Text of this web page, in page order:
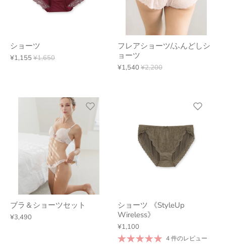
ショーツ
¥1,155¥1,650
フレアショーツ/ふんどしシ
ョーツ
¥1,540 ¥2,200
ブラ＆ショーツセット
¥3,490
ショーツ 《StyleUp
Wireless》
¥1,100
4 件のレビュー